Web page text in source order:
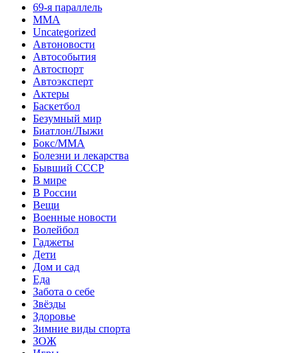
69-я параллель
MMA
Uncategorized
Автоновости
Автособытия
Автоспорт
Автоэксперт
Актеры
Баскетбол
Безумный мир
Биатлон/Лыжи
Бокс/MMA
Болезни и лекарства
Бывший СССР
В мире
В России
Вещи
Военные новости
Волейбол
Гаджеты
Дети
Дом и сад
Еда
Забота о себе
Звёзды
Здоровье
Зимние виды спорта
ЗОЖ